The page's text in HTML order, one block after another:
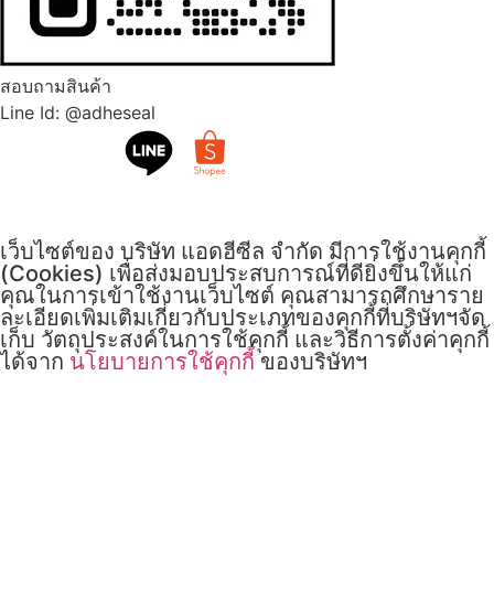
สอบถามสินค้า
Line Id: @adheseal
เว็บไซต์ของ บริษัท แอดฮีซีล จำกัด มีการใช้งานคุกกี้
(Cookies) เพื่อส่งมอบประสบการณ์ที่ดียิ่งขึ้นให้แก่
คุณในการเข้าใช้งานเว็บไซต์ คุณสามารถศึกษาราย
ละเอียดเพิ่มเติมเกี่ยวกับประเภทของคุกกี้ที่บริษัทฯจัด
เก็บ วัตถุประสงค์ในการใช้คุกกี้ และวิธีการตั้งค่าคุกกี้
ได้จาก นโยบายการใช้คุกกี้ ของบริษัทฯ